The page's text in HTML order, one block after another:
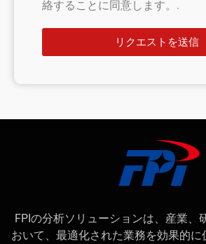
絡することに同意します。.
リクエストを送信
FPIの分析ソリューションは、産業、
おいて、最適化された業務を効果的